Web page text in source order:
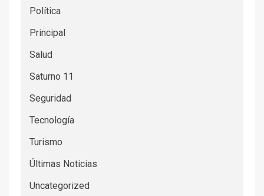
Política
Principal
Salud
Saturno 11
Seguridad
Tecnología
Turismo
Últimas Noticias
Uncategorized